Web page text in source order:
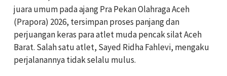
juara umum pada ajang Pra Pekan Olahraga Aceh
(Prapora) 2026, tersimpan proses panjang dan
perjuangan keras para atlet muda pencak silat Aceh
Barat. Salah satu atlet, Sayed Ridha Fahlevi, mengaku
perjalanannya tidak selalu mulus.